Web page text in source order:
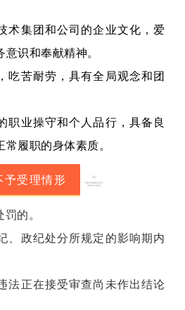
术集团和公司的企业文化，爱
识和奉献精神。
吃苦耐劳，具有全局观念和团
职业操守和个人品行，具备良
履职的身体素质。
予受理情形
罚的。
、政纪处分所规定的影响期内
法正在接受审查尚未作出结论